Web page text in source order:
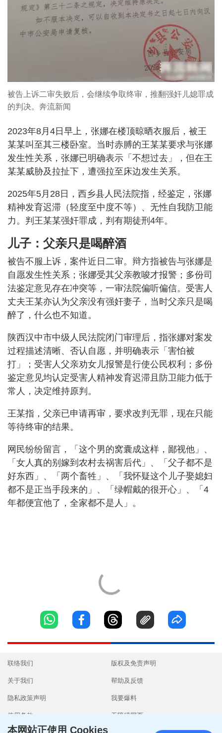
被告上诉二审失败后，会继续争取终审，推翻强奸儿媳罪成
的判决。奔流新闻
2023年8月4日早上，张娜在楼顶晾晒衣服后，被王
某某叫至其三楼卧室。当时赤膊的王某某要求与张娜
发生性关系，张娜已明确表示「不想过去」，但在王
某某威胁及拉扯下，遭强拉至床边发生关系。
2025年5月28日，西乡县人民法院指，经鉴定，张娜
精神发育迟滞（轻度至中度不等）、无性自我防卫能
力。判王某某强奸罪成，判有期徒刑4年。
儿子：父亲只是喝醉酒
被告不服上诉，案件近日二审。辩方指被告与张娜是
自愿发生性关系；张娜受其父亲教唆才报警；多份司
法鉴定意见存在冲突等，一审法院偏听偏信。受害人
丈夫王某亦认为父亲没有强奸妻子，当时父亲只是喝
醉了，什么也不知道。
陕西汉中市中级人民法院闭门审理后，指张娜对案发
过程描述清晰、否认自愿，并明确表示「害怕被
打」；受害人父亲劝女儿报警是行使公民权利；多份
鉴定意见均认定受害人精神发育迟滞且防卫能力低于
常人，决定维持原判。
王某指，父亲已申请再审，要求改判无罪，现在只能
等待终审的结果。
网民纷纷留言，「这个男的窝囊成这样，鄙视他」、
「女人真的别嫁到农村去祸害后代」、「父子都不是
好东西」、「两个畜牲」、「我怀疑这个儿子娶媳妇
都不是正当手段来的」、「绿帽戴的很开心」、「4
年都便宜他了，全家都不是人」。
联络我们
关于我们
隐私政策声明
使用条款
版权及免责声明
帮助及反馈
我要爆料
无障碍网页
本网站正使用 Cookies